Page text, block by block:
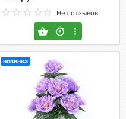
Нет отзывов
новинка